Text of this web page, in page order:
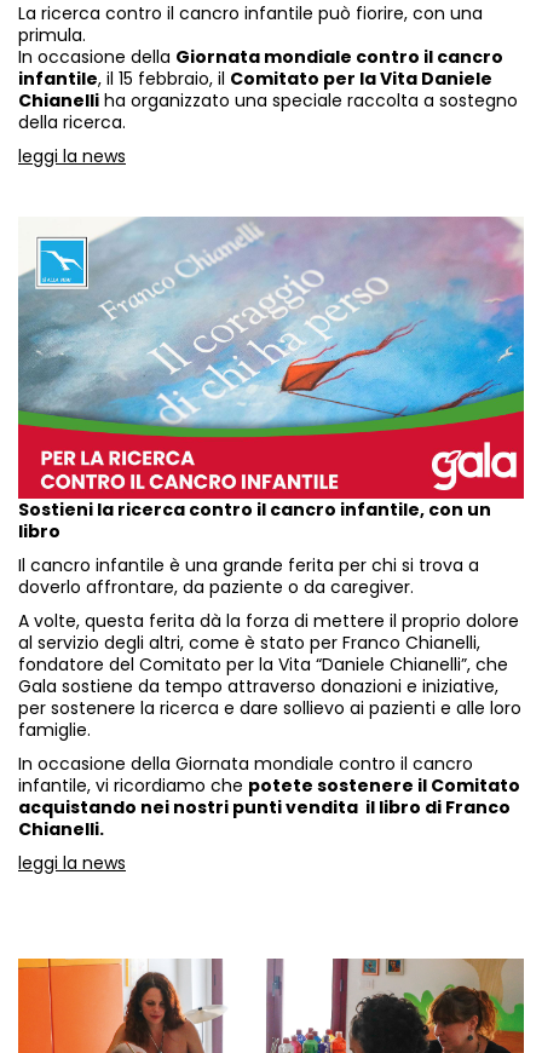
La ricerca contro il cancro infantile può fiorire, con una
primula.
In occasione della Giornata mondiale contro il cancro
infantile, il 15 febbraio, il Comitato per la Vita Daniele
Chianelli ha organizzato una speciale raccolta a sostegno
della ricerca.
leggi la news
Sostieni la ricerca contro il cancro infantile, con un
libro
Il cancro infantile è una grande ferita per chi si trova a
doverlo affrontare, da paziente o da caregiver.
A volte, questa ferita dà la forza di mettere il proprio dolore
al servizio degli altri, come è stato per Franco Chianelli,
fondatore del Comitato per la Vita “Daniele Chianelli”, che
Gala sostiene da tempo attraverso donazioni e iniziative,
per sostenere la ricerca e dare sollievo ai pazienti e alle loro
famiglie.
In occasione della Giornata mondiale contro il cancro
infantile, vi ricordiamo che potete sostenere il Comitato
acquistando nei nostri punti vendita il libro di Franco
Chianelli.
leggi la news